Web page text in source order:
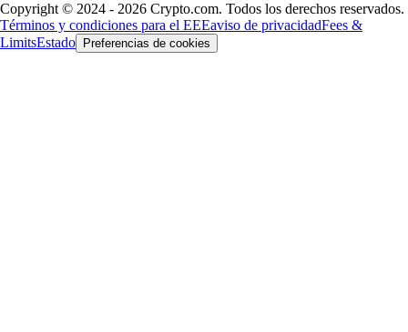
Copyright © 2024 - 2026 Crypto.com. Todos los derechos reservados.
Términos y condiciones para el EEEaviso de privacidadFees &
LimitsEstado Preferencias de cookies